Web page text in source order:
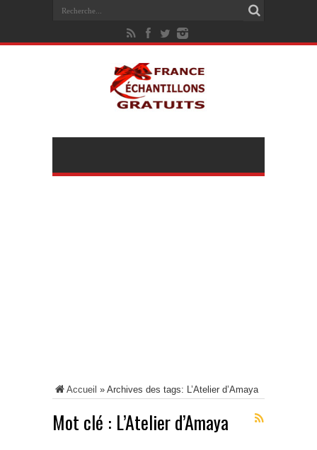
Accueil » Archives des tags: L’Atelier d’Amaya
Mot clé : L’Atelier d’Amaya